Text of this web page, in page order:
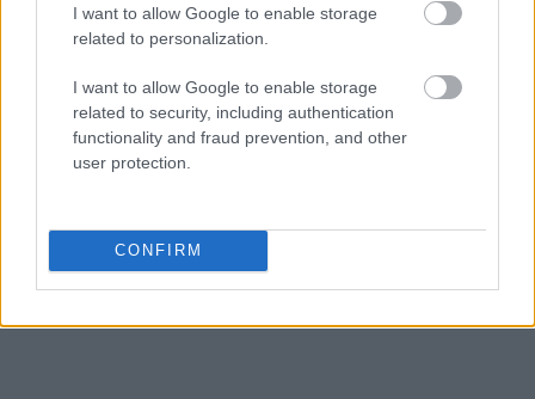
I want to allow Google to enable storage
related to personalization.
I want to allow Google to enable storage
related to security, including authentication
functionality and fraud prevention, and other
user protection.
CONFIRM
Μητσοτάκη ή μια ανεύθυνη στάση με τα
λεφτόδεντρα της αντιπολίτευσης που όταν θα
έρθει η επόμενη κρίση δεν θα έχουμε καμία
δυνατότητα προστασίας των πολιτών;».